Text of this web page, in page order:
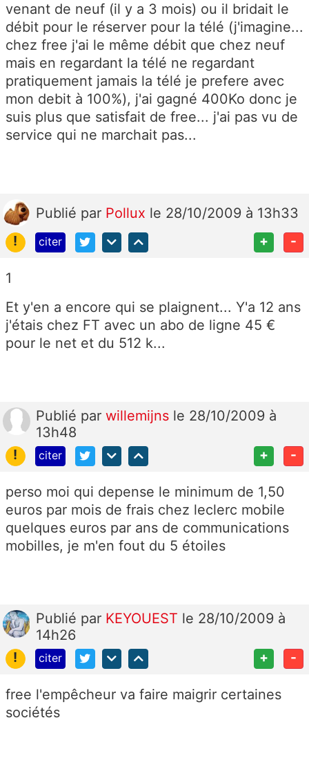
venant de neuf (il y a 3 mois) ou il bridait le
débit pour le réserver pour la télé (j'imagine...
chez free j'ai le même débit que chez neuf
mais en regardant la télé ne regardant
pratiquement jamais la télé je prefere avec
mon debit à 100%), j'ai gagné 400Ko donc je
suis plus que satisfait de free... j'ai pas vu de
service qui ne marchait pas...
Publié par Pollux le 28/10/2009 à 13h33
!
citer + -
1
Et y'en a encore qui se plaignent... Y'a 12 ans
j'étais chez FT avec un abo de ligne 45 €
pour le net et du 512 k...
Publié par willemijns le 28/10/2009 à
13h48
!
citer + -
perso moi qui depense le minimum de 1,50
euros par mois de frais chez leclerc mobile
quelques euros par ans de communications
mobilles, je m'en fout du 5 étoiles
Publié par KEYOUEST le 28/10/2009 à
14h26
!
citer + -
free l'empêcheur va faire maigrir certaines
sociétés